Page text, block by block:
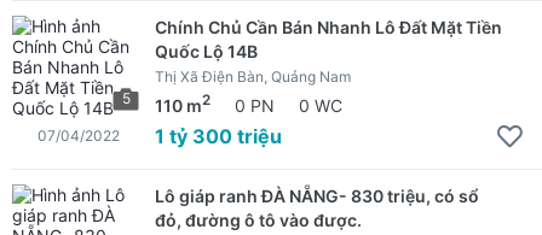
5
Chính Chủ Cần Bán Nhanh Lô Đất Mặt Tiền
Quốc Lộ 14B
Thị Xã Điện Bàn, Quảng Nam
110 m2 0 PN 0 WC
1 tỷ 300 triệu
07/04/2022
Lô giáp ranh ĐÀ NẴNG- 830 triệu, có sổ
đỏ, đường ô tô vào được.